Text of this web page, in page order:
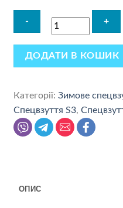
ДОДАТИ В КОШИК
Категорії:Зимове
Спецвзуття S3,
ОПИС